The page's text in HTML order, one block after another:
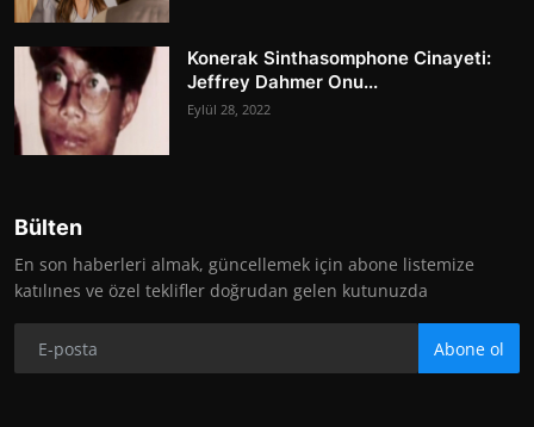
Konerak Sinthasomphone Cinayeti:
Jeffrey Dahmer Onu...
Eylül 28, 2022
Bülten
En son haberleri almak, güncellemek için abone listemize
katılınes ve özel teklifler doğrudan gelen kutunuzda
Abone ol